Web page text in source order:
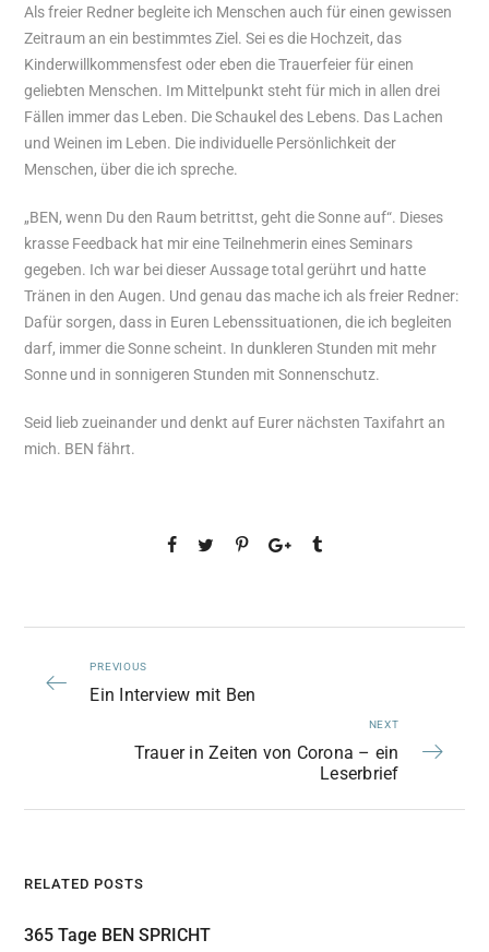
Als freier Redner begleite ich Menschen auch für einen gewissen
Zeitraum an ein bestimmtes Ziel. Sei es die Hochzeit, das
Kinderwillkommensfest oder eben die Trauerfeier für einen
geliebten Menschen. Im Mittelpunkt steht für mich in allen drei
Fällen immer das Leben. Die Schaukel des Lebens. Das Lachen
und Weinen im Leben. Die individuelle Persönlichkeit der
Menschen, über die ich spreche.
„BEN, wenn Du den Raum betrittst, geht die Sonne auf“. Dieses
krasse Feedback hat mir eine Teilnehmerin eines Seminars
gegeben. Ich war bei dieser Aussage total gerührt und hatte
Tränen in den Augen. Und genau das mache ich als freier Redner:
Dafür sorgen, dass in Euren Lebenssituationen, die ich begleiten
darf, immer die Sonne scheint. In dunkleren Stunden mit mehr
Sonne und in sonnigeren Stunden mit Sonnenschutz.
Seid lieb zueinander und denkt auf Eurer nächsten Taxifahrt an
mich. BEN fährt.
PREVIOUS
Ein Interview mit Ben
NEXT
Trauer in Zeiten von Corona – ein
Leserbrief
RELATED POSTS
365 Tage BEN SPRICHT